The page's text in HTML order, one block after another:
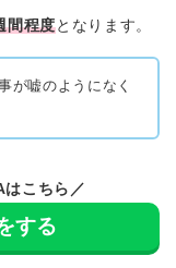
間程度となります。
が嘘のようになく
こちら／
する